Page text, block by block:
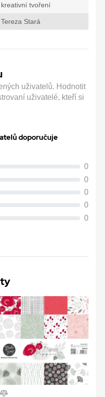
kreativní tvoření
Tereza Stará
uživatelů. Hodnotit
uživatelé, kteří si
doporučuje
0
0
0
0
0